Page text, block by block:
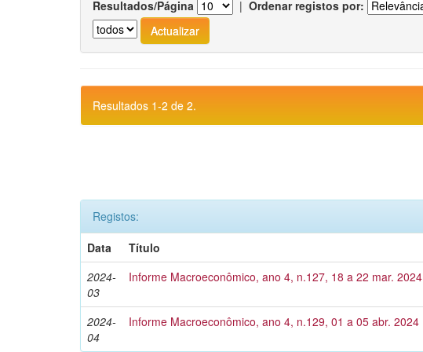
Resultados/Página | Ordenar registos por:
Resultados 1-2 de 2.
Registos:
Data
Título
2024-
03
Informe Macroeconômico, ano 4, n.127, 18 a 22 mar. 2024
2024-
04
Informe Macroeconômico, ano 4, n.129, 01 a 05 abr. 2024